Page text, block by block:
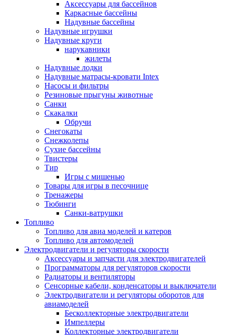
Аксессуары для бассейнов
Каркасные бассейны
Надувные бассейны
Надувные игрушки
Надувные круги
нарукавники
жилеты
Надувные лодки
Надувные матрасы-кровати Intex
Насосы и фильтры
Резиновые прыгуны животные
Санки
Скакалки
Обручи
Снегокаты
Снежколепы
Сухие бассейны
Твистеры
Тир
Игры с мишенью
Товары для игры в песочнице
Тренажеры
Тюбинги
Санки-ватрушки
Топливо
Топливо для авиа моделей и катеров
Топливо для автомоделей
Электродвигатели и регуляторы скорости
Аксессуары и запчасти для электродвигателей
Программаторы для регуляторов скорости
Радиаторы и вентиляторы
Сенсорные кабели, конденсаторы и выключатели
Электродвигатели и регуляторы оборотов для
авиамоделей
Бесколлекторные электродвигатели
Импеллеры
Коллекторные электродвигатели